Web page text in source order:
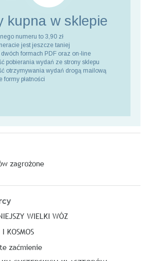
kupna w sklepie
numeru to 3,90 zł
jest jeszcze taniej
dwóch formach PDF oraz on-line
pobierania wydań ze strony sklepu
otrzymywania wydań drogą mailową
formy płatności
zagrożone
WIELKI WÓZ
KOSMOS
zaćmienie